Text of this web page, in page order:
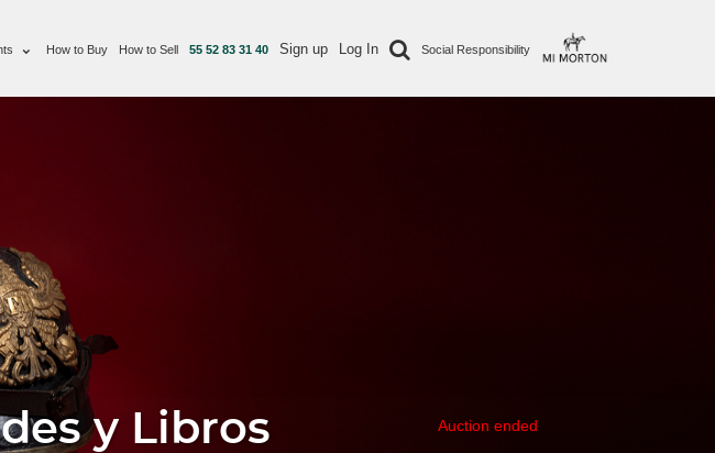
How to Buy How to Sell 55 52 83 31 40 Sign up Log In Social Responsibility
y Libros Auction ended